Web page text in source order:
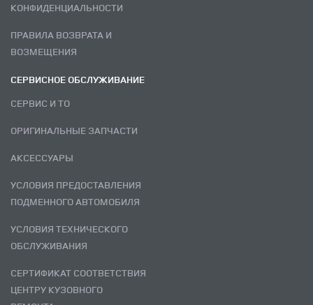
КОНФИДЕНЦИАЛЬНОСТИ
ПРАВИЛА ВОЗВРАТА И
ВОЗМЕЩЕНИЯ
СЕРВИСНОЕ ОБСЛУЖИВАНИЕ
СЕРВИС И ТО
ОРИГИНАЛЬНЫЕ ЗАПЧАСТИ
АКСЕССУАРЫ
УСЛОВИЯ ПРЕДОСТАВЛЕНИЯ
ПОДМЕННОГО АВТОМОБИЛЯ
УСЛОВИЯ ТЕХНИЧЕСКОГО
ОБСЛУЖИВАНИЯ
СЕРТИФИКАТ СООТВЕТСТВИЯ
ЦЕНТРУ КУЗОВНОГО